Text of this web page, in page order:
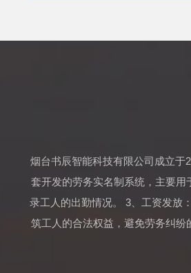
烟台书辰智能科技有限公司成立
套开发的劳务实名制系统，主要
录工人的出勤情况。 3、工资发放
筑工人的合法权益，避免劳务纠